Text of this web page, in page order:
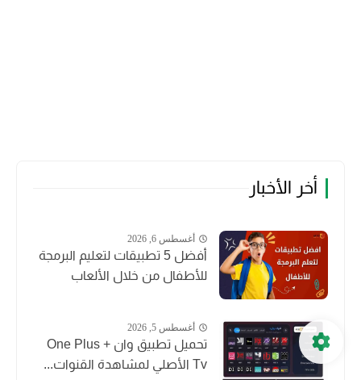
أخر الأخبار
أغسطس 6, 2026
أفضل 5 تطبيقات لتعليم البرمجة
للأطفال من خلال الألعاب
أغسطس 5, 2026
تحميل تطبيق وان + One Plus
Tv الأصلي لمشاهدة القنوات...